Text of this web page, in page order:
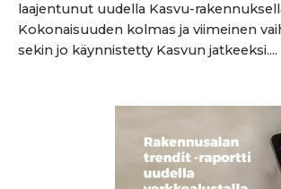
laajentunut uudella Kasvu-
Kokonaisuuden kolmas ja viimeinen
sekin jo käynnistetty Kasvun jatkeeksi....